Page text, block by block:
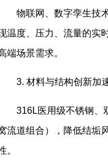
物联网、数字孪生技
温度、压力、流量的实
端场景需求。
3. 材料与结构创新加
316L医用级不锈钢、
流道组合），降低结垢
。